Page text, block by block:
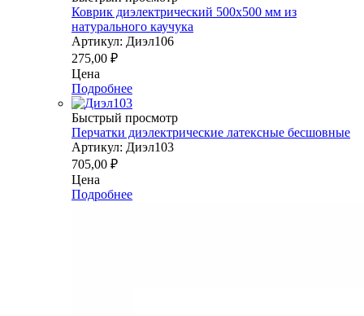
Коврик диэлектрический 500х500 мм из
натурального каучука
Артикул: Диэл106
275,00 ₽
Цена
Подробнее
Быстрый просмотр
Перчатки диэлектрические латексные бесшовные
Артикул: Диэл103
705,00 ₽
Цена
Подробнее